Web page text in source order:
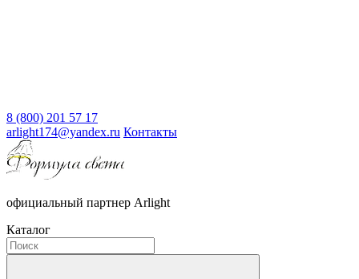
8 (800) 201 57 17
arlight174@yandex.ru Контакты
официальный партнер Arlight
Каталог